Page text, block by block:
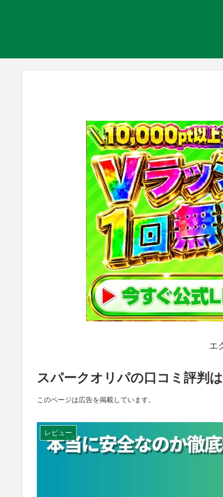
エ
スパークオリパの口コミ評判
このページは広告を掲載しています。
レビュー